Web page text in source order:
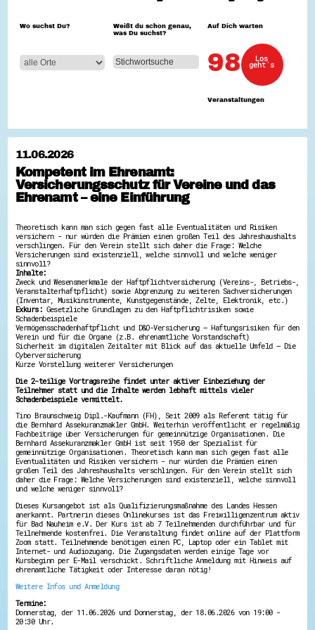
Zeig uns dein Ehrenamt
Wettbewerb | Trikotwettbewerb
Wettbewerb | 80 Jahre Hessen - Engagement
Ausgezeichnete Projekte
Engagement-Lotsen
Crowdfunding - Viele schaffen mehr
Förderprogramme
Hessen engagiert - Digitale Themenabende
Kompetenznachweis Hessen
Zeugnisbeiblatt
Service-Learning
Mach dich schlau
GEMA-Pakt
Di@-Lotsen in Hessen
Energiepreiskrise und Ehrenamt
Flüchtlingshilfe + Integration
Generationsübergreifend aktiv
Patenschaftsprojekte
Qualifizierung & Fortbildung
Stiftungen
Vereine, Spenden, Steuern - Gut zu Wissen
Versicherungsschutz
Wissenswertes rund um dein Ehrenamt
Zahlen, Daten, Fakten aus Hessen
Service
Suche
Downloads
Kontakt
Impressum
Datenschutz
Erklärung zur Barrierefreiheit
Barriere melden
Wo suchst Du?
Weißt du schon genau,
was Du suchst?
Auf Dich warten
98
Veranstaltungen
Los
geht´s
11.06.2026
Kompetent im Ehrenamt:
Versicherungsschutz für Vereine und das
Ehrenamt – eine Einführung
Theoretisch kann man sich gegen fast alle Eventualitäten und Risiken
versichern - nur würden die Prämien einen großen Teil des Jahreshaushalts
verschlingen. Für den Verein stellt sich daher die Frage: Welche
Versicherungen sind existenziell, welche sinnvoll und welche weniger
sinnvoll?
Inhalte:
Zweck und Wesensmerkmale der Haftpflichtversicherung (Vereins-, Betriebs-,
Veranstalterhaftpflicht) sowie Abgrenzung zu weiteren Sachversicherungen
(Inventar, Musikinstrumente, Kunstgegenstände, Zelte, Elektronik, etc.)
Exkurs: Gesetzliche Grundlagen zu den Haftpflichtrisiken sowie
Schadenbeispiele
Vermögensschadenhaftpflicht und D&O-Versicherung – Haftungsrisiken für den
Verein und für die Organe (z.B. ehrenamtliche Vorstandschaft)
Sicherheit im digitalen Zeitalter mit Blick auf das aktuelle Umfeld – Die
Cyberversicherung
Kurze Vorstellung weiterer Versicherungen
Die 2-teilige Vortragsreihe findet unter aktiver Einbeziehung der
Teilnehmer statt und die Inhalte werden lebhaft mittels vieler
Schadenbeispiele vermittelt.
Tino Braunschweig Dipl.-Kaufmann (FH), Seit 2009 als Referent tätig für
die Bernhard Assekuranzmakler GmbH. Weiterhin veröffentlicht er regelmäßig
Fachbeiträge über Versicherungen für gemeinnützige Organisationen. Die
Bernhard Assekuranzmakler GmbH ist seit 1950 der Spezialist für
gemeinnützige Organisationen. Theoretisch kann man sich gegen fast alle
Eventualitäten und Risiken versichern - nur würden die Prämien einen
großen Teil des Jahreshaushalts verschlingen. Für den Verein stellt sich
daher die Frage: Welche Versicherungen sind existenziell, welche sinnvoll
und welche weniger sinnvoll?
Dieses Kursangebot ist als Qualifizierungsmaßnahme des Landes Hessen
anerkannt. Partnerin dieses Onlinekurses ist das Freiwilligenzentrum aktiv
für Bad Nauheim e.V. Der Kurs ist ab 7 Teilnehmenden durchführbar und für
Teilnehmende kostenfrei. Die Veranstaltung findet online auf der Plattform
Zoom statt. Teilnehmende benötigen einen PC, Laptop oder ein Tablet mit
Internet- und Audiozugang. Die Zugangsdaten werden einige Tage vor
Kursbeginn per E-Mail verschickt. Schriftliche Anmeldung mit Hinweis auf
ehrenamtliche Tätigkeit oder Interesse daran nötig!
Weitere Infos und Anmeldung
Termine:
Donnerstag, der 11.06.2026 und Donnerstag, der 18.06.2026 von 19:00 -
20:30 Uhr.